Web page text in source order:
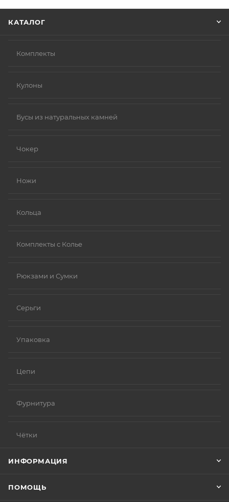
КАТАЛОГ
Комплекты
Кулоны
Бусы из натуральных камней
Чокер
Ножи
Кольца
Комплекты с Колье
Рюкзами и Сумки
Серьги
Упаковка
Цепи
Фурнитура
Чётки
ИНФОРМАЦИЯ
ПОМОЩЬ